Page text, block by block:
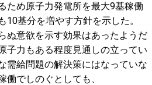
ため原子力発電所を最大9基稼働
10基分を増やす方針を示した。
ぬ意欲を示す効果はあったようだ
子力もある程度見通しの立ってい
需給問題の解決策にはなっていな
働でしのぐとしても、